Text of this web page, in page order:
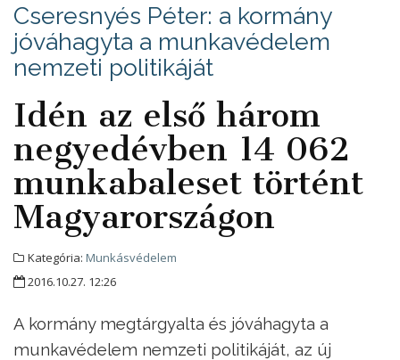
Cseresnyés Péter: a kormány
jóváhagyta a munkavédelem
nemzeti politikáját
Idén az első három
negyedévben 14 062
munkabaleset történt
Magyarországon
Kategória: Munkásvédelem
2016.10.27. 12:26
A kormány megtárgyalta és jóváhagyta a
munkavédelem nemzeti politikáját, az új